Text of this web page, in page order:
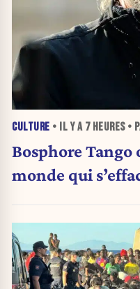
CULTURE • IL Y A 7 HEURES•
Bosphore Tango
monde qui